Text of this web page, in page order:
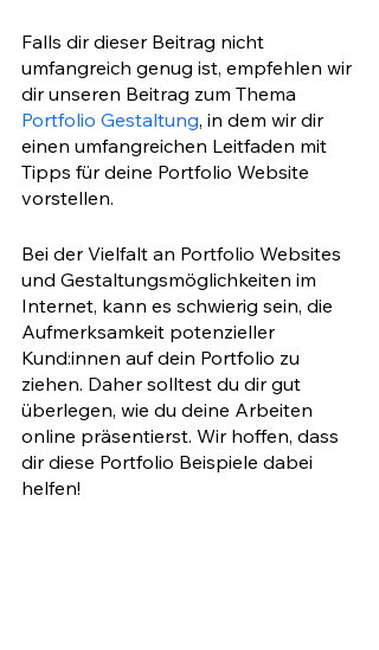
Falls dir dieser Beitrag nicht
umfangreich genug ist, empfehlen wir
dir unseren Beitrag zum Thema
Portfolio Gestaltung, in dem wir dir
einen umfangreichen Leitfaden mit
Tipps für deine Portfolio Website
vorstellen.
Bei der Vielfalt an Portfolio Websites
und Gestaltungsmöglichkeiten im
Internet, kann es schwierig sein, die
Aufmerksamkeit potenzieller
Kund:innen auf dein Portfolio zu
ziehen. Daher solltest du dir gut
überlegen, wie du deine Arbeiten
online präsentierst. Wir hoffen, dass
dir diese Portfolio Beispiele dabei
helfen!